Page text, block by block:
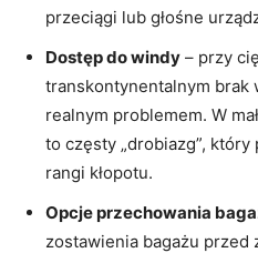
przeciągi lub głośne
Dostęp do windy – przy
transkontynentalnym brak
realnym problemem. W
to częsty „drobiazg”,
rangi kłopotu.
Opcje przechowania
zostawienia bagażu przed